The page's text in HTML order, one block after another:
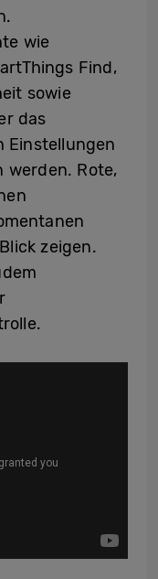
wie
Find,
sowie
das
Einstellungen
werden. Rote,
zeigen.